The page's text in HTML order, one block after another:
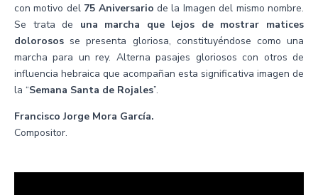
con motivo del 75 Aniversario de la Imagen del mismo nombre.
Se trata de una marcha que lejos de mostrar matices
dolorosos se presenta gloriosa, constituyéndose como una
marcha para un rey. Alterna pasajes gloriosos con otros de
influencia hebraica que acompañan esta significativa imagen de
la “Semana Santa de Rojales”.
Francisco Jorge Mora García.
Compositor.